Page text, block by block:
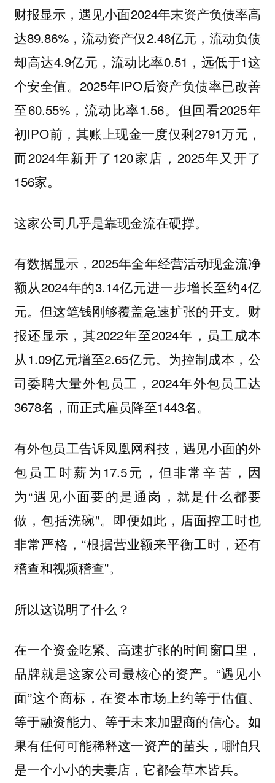
财报显示，遇见小面2024年末资产负债率高
达89.86%，流动资产仅2.48亿元，流动负债
却高达4.9亿元，流动比率0.51，远低于1这
个安全值。2025年IPO后资产负债率已改善
至60.55%，流动比率1.56。但回看2025年
初IPO前，其账上现金一度仅剩2791万元，
而2024年新开了120家店，2025年又开了
156家。
这家公司几乎是靠现金流在硬撑。
有数据显示，2025年全年经营活动现金流净
额从2024年的3.14亿元进一步增长至约4亿
元。但这笔钱刚够覆盖急速扩张的开支。财
报还显示，其2022年至2024年，员工成本
从1.09亿元增至2.65亿元。为控制成本，公
司委聘大量外包员工，2024年外包员工达
3678名，而正式雇员降至1443名。
有外包员工告诉凤凰网科技，遇见小面的外
包员工时薪为17.5元，但非常辛苦，因
为“遇见小面要的是通岗，就是什么都要
做，包括洗碗”。即便如此，店面控工时也
非常严格，“根据营业额来平衡工时，还有
稽查和视频稽查”。
所以这说明了什么？
在一个资金吃紧、高速扩张的时间窗口里，
品牌就是这家公司最核心的资产。“遇见小
面”这个商标，在资本市场上约等于估值、
等于融资能力、等于未来加盟商的信心。如
果有任何可能稀释这一资产的苗头，哪怕只
是一个小小的夫妻店，它都会草木皆兵。